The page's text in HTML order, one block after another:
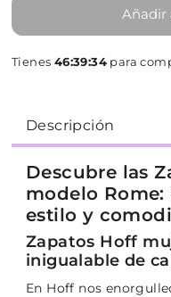
Añadir
Tienes 46:39:34 para
Descripción
Descubre las
modelo
estilo y
Zapatos Hoff
inigualable de
En Hoff nos